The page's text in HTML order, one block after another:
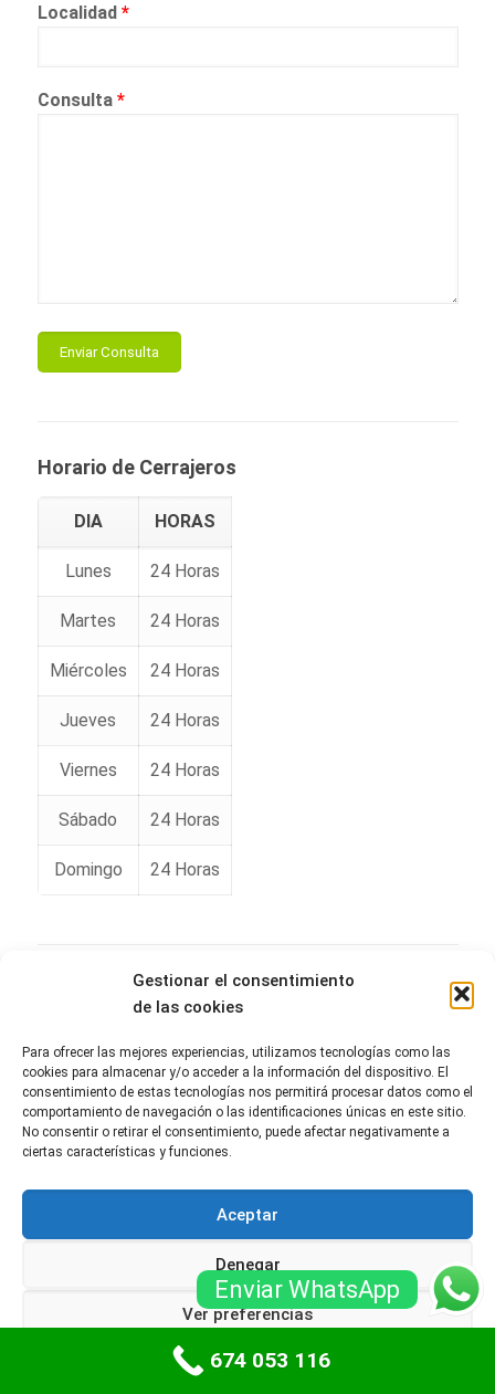
Gestionar el consentimiento
de las cookies
Para ofrecer las mejores experiencias, utilizamos tecnologías como las
cookies para almacenar y/o acceder a la información del dispositivo. El
consentimiento de estas tecnologías nos permitirá procesar datos como el
comportamiento de navegación o las identificaciones únicas en este sitio.
No consentir o retirar el consentimiento, puede afectar negativamente a
ciertas características y funciones.
Aceptar
Denegar
Ver preferencias
Política de cookiesPolíticas de privacidad
Localidad *
Consulta *
Horario de Cerrajeros
DIA HORAS
Lunes 24 Horas
Martes 24 Horas
Miércoles 24 Horas
Jueves 24 Horas
Viernes 24 Horas
Sábado 24 Horas
Domingo 24 Horas
Últimos Entradas
recomendable para una casa en Madrid?
6 agosto, 2026
¿Quién ofrece el servicio más rápido para
mantenimiento de puertas de garaje en
0
mantenimiento para puertas de garaje
31 julio, 2026
¿Cuál es el servicio más económico para
Enviar WhatsApp
674 053 116